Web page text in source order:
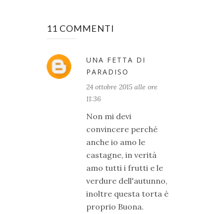
11 COMMENTI
UNA FETTA DI
PARADISO
24 ottobre 2015 alle ore
11:36
Non mi devi
convincere perché
anche io amo le
castagne, in verità
amo tutti i frutti e le
verdure dell'autunno,
inoltre questa torta è
proprio Buona.